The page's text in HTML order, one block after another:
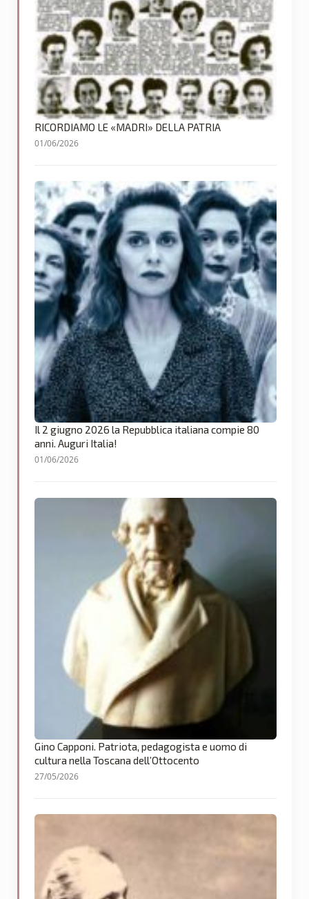
RICORDIAMO LE «MADRI» DELLA PATRIA
01/06/2026
Il 2 giugno 2026 la Repubblica italiana compie 80
anni. Auguri Italia!
01/06/2026
Gino Capponi. Patriota, pedagogista e uomo di
cultura nella Toscana dell’Ottocento
27/05/2026